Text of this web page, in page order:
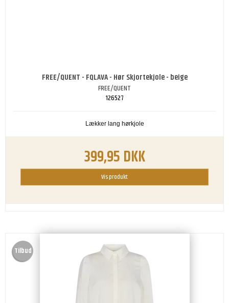
FREE/QUENT - FQLAVA - Hør Skjortekjole - beige
FREE/QUENT
126527
Lækker lang hørkjole
399,95 DKK
Vis produkt
Tilbud